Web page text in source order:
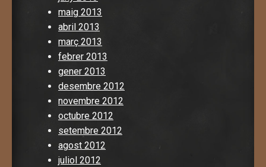
maig 2013
abril 2013
març 2013
febrer 2013
gener 2013
desembre 2012
novembre 2012
octubre 2012
setembre 2012
agost 2012
juliol 2012